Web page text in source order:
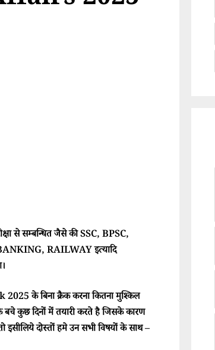
से सम्बन्धित जैसे की SSC, BPSC,
RAILWAY इत्यादि
के बिना क्रैक करना कितना मुश्किल
कुछ दिनों में तयारी करते है जिसके कारण
इसीलिये दोस्तों हमे उन सभी विषयों के साथ –